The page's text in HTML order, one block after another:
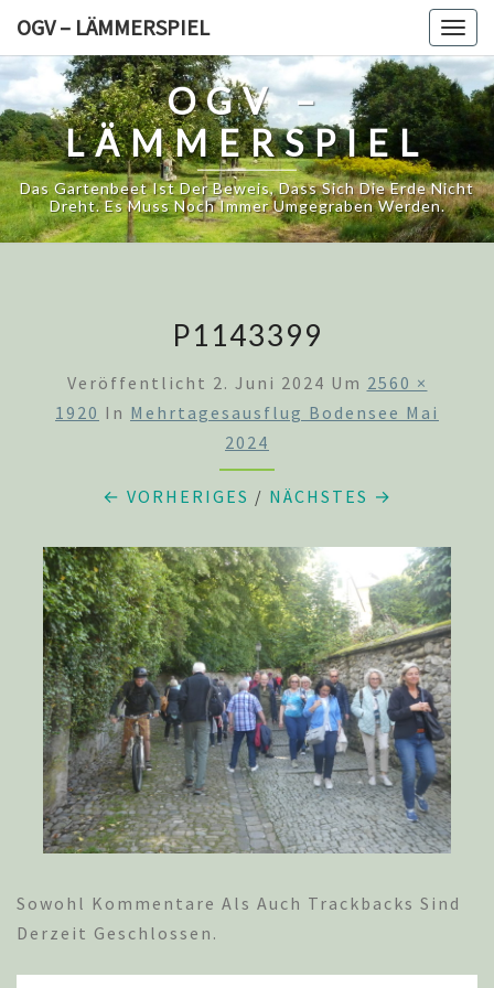
content
OGV – LÄMMERSPIEL
OGV –
LÄMMERSPIEL
Das Gartenbeet Ist Der Beweis, Dass Sich Die Erde Nicht
Dreht. Es Muss Noch Immer Umgegraben Werden.
P1143399
Veröffentlicht 2. Juni 2024 Um 2560 ×
1920 In Mehrtagesausflug Bodensee Mai
2024
← VORHERIGES / NÄCHSTES →
Sowohl Kommentare Als Auch Trackbacks Sind
Derzeit Geschlossen.